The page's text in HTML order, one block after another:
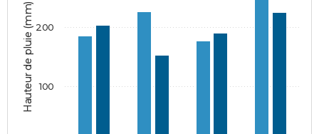
Hauteur de pluie (mm) 100
200